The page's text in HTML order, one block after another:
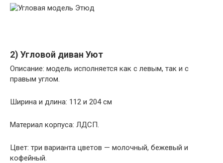
2) Угловой диван Уют
Описание: модель исполняется как с левым, так и с
правым углом.
Ширина и длина: 112 и 204 см
Материал корпуса: ЛДСП.
Цвет: три варианта цветов — молочный, бежевый и
кофейный.